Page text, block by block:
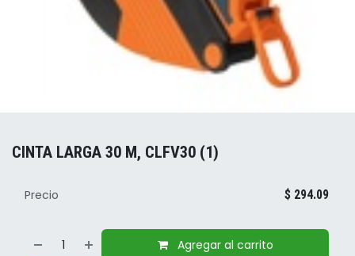
CINTA LARGA 30 M, CLFV30 (1)
Agregar al carrito
Precio $ 294.09